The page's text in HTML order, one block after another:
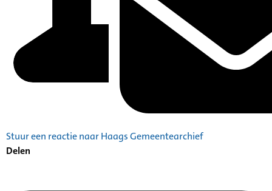
Stuur een reactie naar Haags Gemeentearchief
Delen